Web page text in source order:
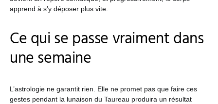
apprend à s’y déposer plus vite.
Ce qui se passe vraiment dans
une semaine
L’astrologie ne garantit rien. Elle ne promet pas que faire ces
gestes pendant la lunaison du Taureau produira un résultat